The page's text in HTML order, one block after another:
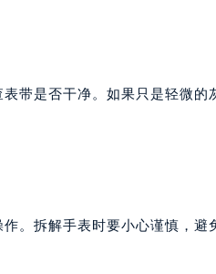
带是否干净。如果只是轻微的
。拆解手表时要小心谨慎，避